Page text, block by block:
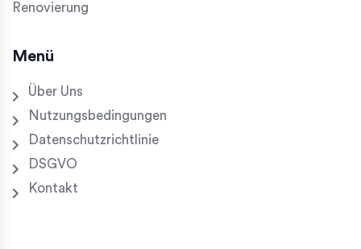
Renovierung
Menü
Über Uns
Nutzungsbedingungen
Datenschutzrichtlinie
DSGVO
Kontakt